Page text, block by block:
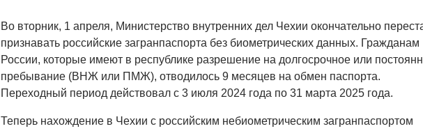
Во вторник, 1 апреля, Министерство внутренних дел Чехии окончательно
признавать российские загранпаспорта без биометрических данных. Гражданам
России, которые имеют в республике разрешение на долгосрочное или
пребывание (ВНЖ или ПМЖ), отводилось 9 месяцев на обмен паспорта.
Переходный период действовал с 3 июля 2024 года по 31 марта 2025 года.
Теперь нахождение в Чехии с российским небиометрическим загранпаспортом